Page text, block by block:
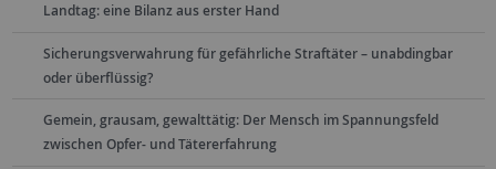
Landtag: eine Bilanz aus erster Hand
Sicherungsverwahrung für gefährliche Straftäter – unabdingbar
oder überflüssig?
Gemein, grausam, gewalttätig: Der Mensch im Spannungsfeld
zwischen Opfer- und Tätererfahrung